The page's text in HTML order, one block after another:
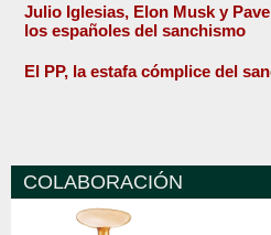
Julio Iglesias, Elon Musk y
los españoles del sanchismo
El PP, la estafa cómplice del
COLABORACIÓN